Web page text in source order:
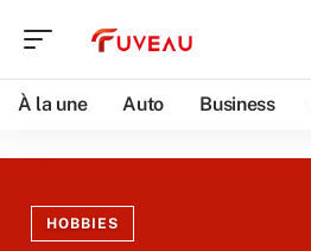
À la une Auto Business
HOBBIES